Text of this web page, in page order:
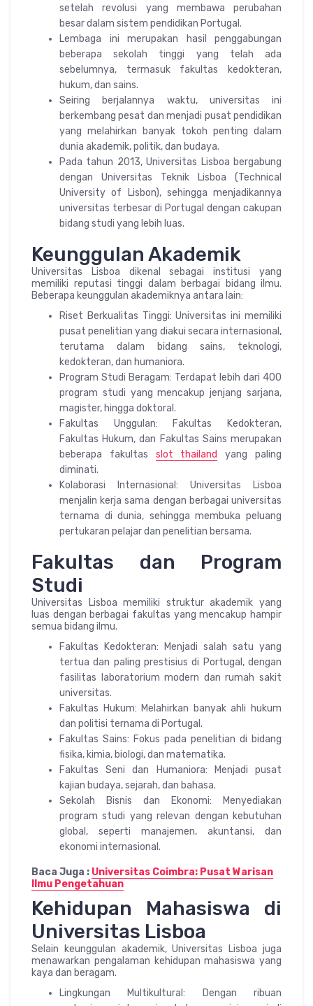
setelah revolusi yang membawa perubahan
besar dalam sistem pendidikan Portugal.
Lembaga ini merupakan hasil penggabungan
beberapa sekolah tinggi yang telah ada
sebelumnya, termasuk fakultas kedokteran,
hukum, dan sains.
Seiring berjalannya waktu, universitas ini
berkembang pesat dan menjadi pusat pendidikan
yang melahirkan banyak tokoh penting dalam
dunia akademik, politik, dan budaya.
Pada tahun 2013, Universitas Lisboa bergabung
dengan Universitas Teknik Lisboa (Technical
University of Lisbon), sehingga menjadikannya
universitas terbesar di Portugal dengan cakupan
bidang studi yang lebih luas.
Keunggulan Akademik
Universitas Lisboa dikenal sebagai institusi yang
memiliki reputasi tinggi dalam berbagai bidang ilmu.
Beberapa keunggulan akademiknya antara lain:
Riset Berkualitas Tinggi: Universitas ini memiliki
pusat penelitian yang diakui secara internasional,
terutama dalam bidang sains, teknologi,
kedokteran, dan humaniora.
Program Studi Beragam: Terdapat lebih dari 400
program studi yang mencakup jenjang sarjana,
magister, hingga doktoral.
Fakultas Unggulan: Fakultas Kedokteran,
Fakultas Hukum, dan Fakultas Sains merupakan
beberapa fakultas slot thailand
yang paling
diminati.
Kolaborasi Internasional: Universitas Lisboa
menjalin kerja sama dengan berbagai universitas
ternama di dunia, sehingga membuka peluang
pertukaran pelajar dan penelitian bersama.
Fakultas dan Program
Studi
Universitas Lisboa memiliki struktur akademik yang
luas dengan berbagai fakultas yang mencakup hampir
semua bidang ilmu.
Fakultas Kedokteran: Menjadi salah satu yang
tertua dan paling prestisius di Portugal, dengan
fasilitas laboratorium modern dan rumah sakit
universitas.
Fakultas Hukum: Melahirkan banyak ahli hukum
dan politisi ternama di Portugal.
Fakultas Sains: Fokus pada penelitian di bidang
fisika, kimia, biologi, dan matematika.
Fakultas Seni dan Humaniora: Menjadi pusat
kajian budaya, sejarah, dan bahasa.
Sekolah Bisnis dan Ekonomi: Menyediakan
program studi yang relevan dengan kebutuhan
global, seperti manajemen, akuntansi, dan
ekonomi internasional.
Baca Juga : Universitas Coimbra: Pusat Warisan
Ilmu Pengetahuan
Kehidupan Mahasiswa di
Universitas Lisboa
Selain keunggulan akademik, Universitas Lisboa juga
menawarkan pengalaman kehidupan mahasiswa yang
kaya dan beragam.
Lingkungan Multikultural: Dengan ribuan